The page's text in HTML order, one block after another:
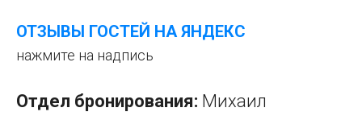
ОТЗЫВЫ ГОСТЕЙ НА ЯНДЕКС
нажмите на надпись
Отдел бронирования: Михаил